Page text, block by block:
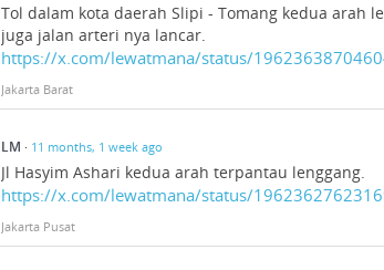
Tol dalam kota daerah Slipi - Tomang kedua arah
juga jalan arteri nya lancar.
https://x.com/lewatmana/status/
Jakarta Barat
LM · 11 months, 1 week ago
Jl Hasyim Ashari kedua arah terpantau lenggang.
https://x.com/lewatmana/status/
Jakarta Pusat